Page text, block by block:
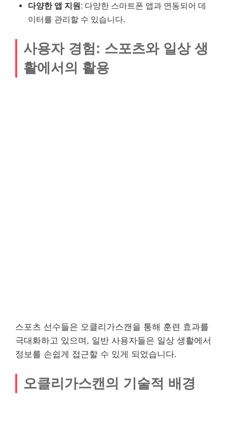
다양한 앱 지원: 다양한 스마트폰 앱과 연동되어 데
이터를 관리할 수 있습니다.
사용자 경험: 스포츠와 일상 생
활에서의 활용
스포츠 선수들은 오클리가스캔을 통해 훈련 효과를
극대화하고 있으며, 일반 사용자들은 일상 생활에서
정보를 손쉽게 접근할 수 있게 되었습니다.
오클리가스캔의 기술적 배경